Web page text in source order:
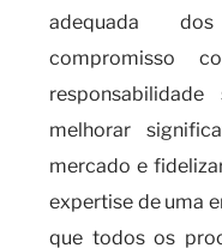
adequada
compromisso
melhorar
mercado e
expertise de uma
que todos os